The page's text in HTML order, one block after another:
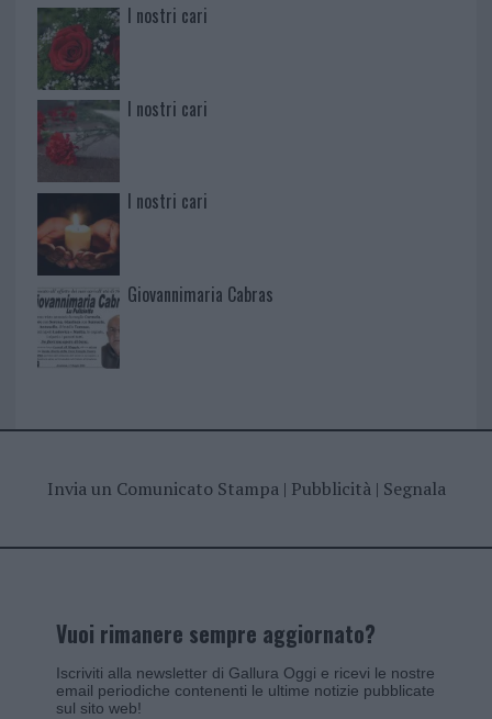
I nostri cari
I nostri cari
I nostri cari
Giovannimaria Cabras
Invia un Comunicato Stampa| Pubblicità| Segnala
Vuoi rimanere sempre aggiornato?
Iscriviti alla newsletter di Gallura Oggi e ricevi le nostre
email periodiche contenenti le ultime notizie pubblicate
sul sito web!